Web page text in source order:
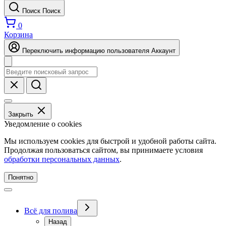
Поиск Поиск
0
Корзина
Переключить информацию пользователя Аккаунт
Закрыть
Уведомление о cookies
Мы используем cookies для быстрой и удобной работы сайта.
Продолжая пользоваться сайтом, вы принимаете условия
обработки персональных данных.
Понятно
Всё для полива
Назад